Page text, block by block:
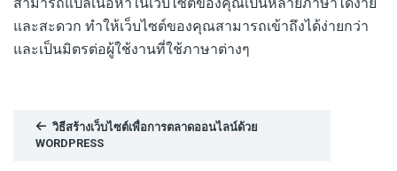
และสะดวก ทำให้เว็บไซต์ของคุณสามารถเข้าถึงได้ง่ายกว่า
และเป็นมิตรต่อผู้ใช้งานที่ใช้ภาษาต่างๆ
วิธีสร้างเว็บไซต์เพื่อการตลาดออนไลน์ด้วย
WORDPRESS